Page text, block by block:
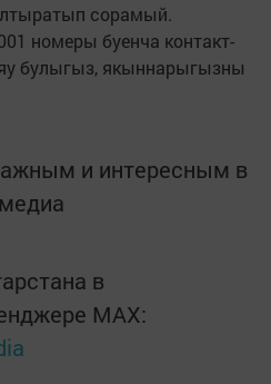
сорамый.
номеры буенча контакт-
булыгыз, якыннарыгызны
и интересным в
в
MАХ: